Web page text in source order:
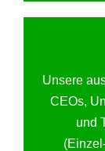
Unsere
CEOs,
und